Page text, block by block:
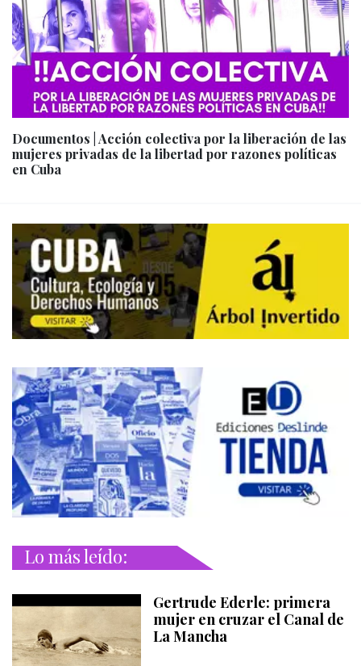
Documentos | Acción colectiva por la liberación de las
mujeres privadas de la libertad por razones políticas
en Cuba
Lo más leído:
Gertrude Ederle: primera
mujer en cruzar el Canal de
La Mancha